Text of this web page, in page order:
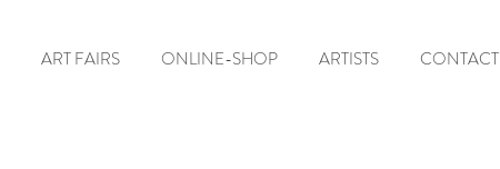
ART FAIRS ONLINE-SHOP ARTISTS CONTACT